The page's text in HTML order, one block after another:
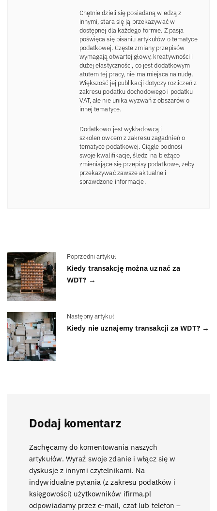
Chętnie dzieli się posiadaną wiedzą z
innymi, stara się ją przekazywać w
dostępnej dla każdego formie. Z pasja
poświęca się pisaniu artykułów o tematyce
podatkowej. Częste zmiany przepisów
wymagają otwartej głowy, kreatywności i
dużej elastyczności, co jest dodatkowym
atutem tej pracy, nie ma miejsca na nudę.
Większość jej publikacji dotyczy rozliczeń z
zakresu podatku dochodowego i podatku
VAT, ale nie unika wyzwań z obszarów o
innej tematyce.
Dodatkowo jest wykładowcą i
szkoleniowcem z zakresu zagadnień o
tematyce podatkowej. Ciągle podnosi
swoje kwalifikacje, śledzi na bieżąco
zmieniające się przepisy podatkowe, żeby
przekazywać zawsze aktualne i
sprawdzone informacje.
Poprzedni artykuł
Kiedy transakcję można uznać za
WDT? →
Następny artykuł
Kiedy nie uznajemy transakcji za WDT? →
Dodaj komentarz
Zachęcamy do komentowania naszych
artykułów. Wyraź swoje zdanie i włącz się w
dyskusje z innymi czytelnikami. Na
indywidualne pytania (z zakresu podatków i
księgowości) użytkowników ifirma.pl
odpowiadamy przez e-mail, czat lub telefon –